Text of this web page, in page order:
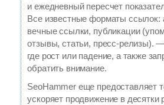
и ежедневный пересчет
Все известные форматы ссылок:
вечные ссылки, публикации
отзывы, статьи, пресс-релизы).—
где рост или падение, а также
обратить внимание.
SeoHammer еще предоставляет
ускоряет продвижение в десятки